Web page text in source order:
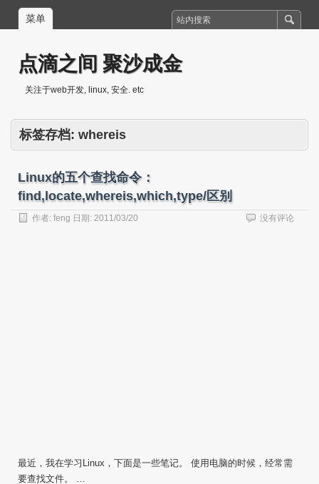
菜单
点滴之间 聚沙成金
关注于web开发, linux, 安全. etc
标签存档: whereis
Linux的五个查找命令：
find,locate,whereis,which,type/区别
作者: feng 日期: 2011/03/20 没有评论
最近，我在学习Linux，下面是一些笔记。 使用电脑的时候，经常需
要查找文件。 …